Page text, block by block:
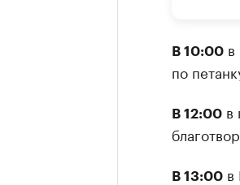
В 10:00в
по
В 12:00в
В 13:00в